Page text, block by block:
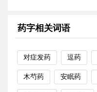
药字相关词语
对症发药 逗药
木芍药 安眠药